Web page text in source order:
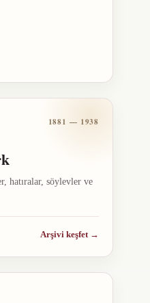
1881 — 1938
hatıralar, söylevler ve
Arşivi keşfet →